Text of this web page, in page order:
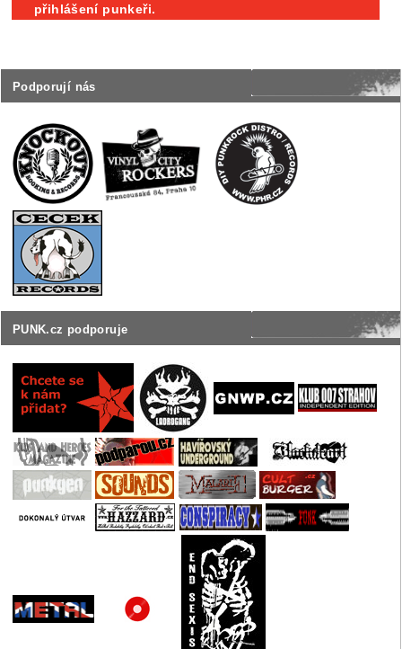
Podporují nás
PUNK.cz podporuje
přihlášení punkeři.